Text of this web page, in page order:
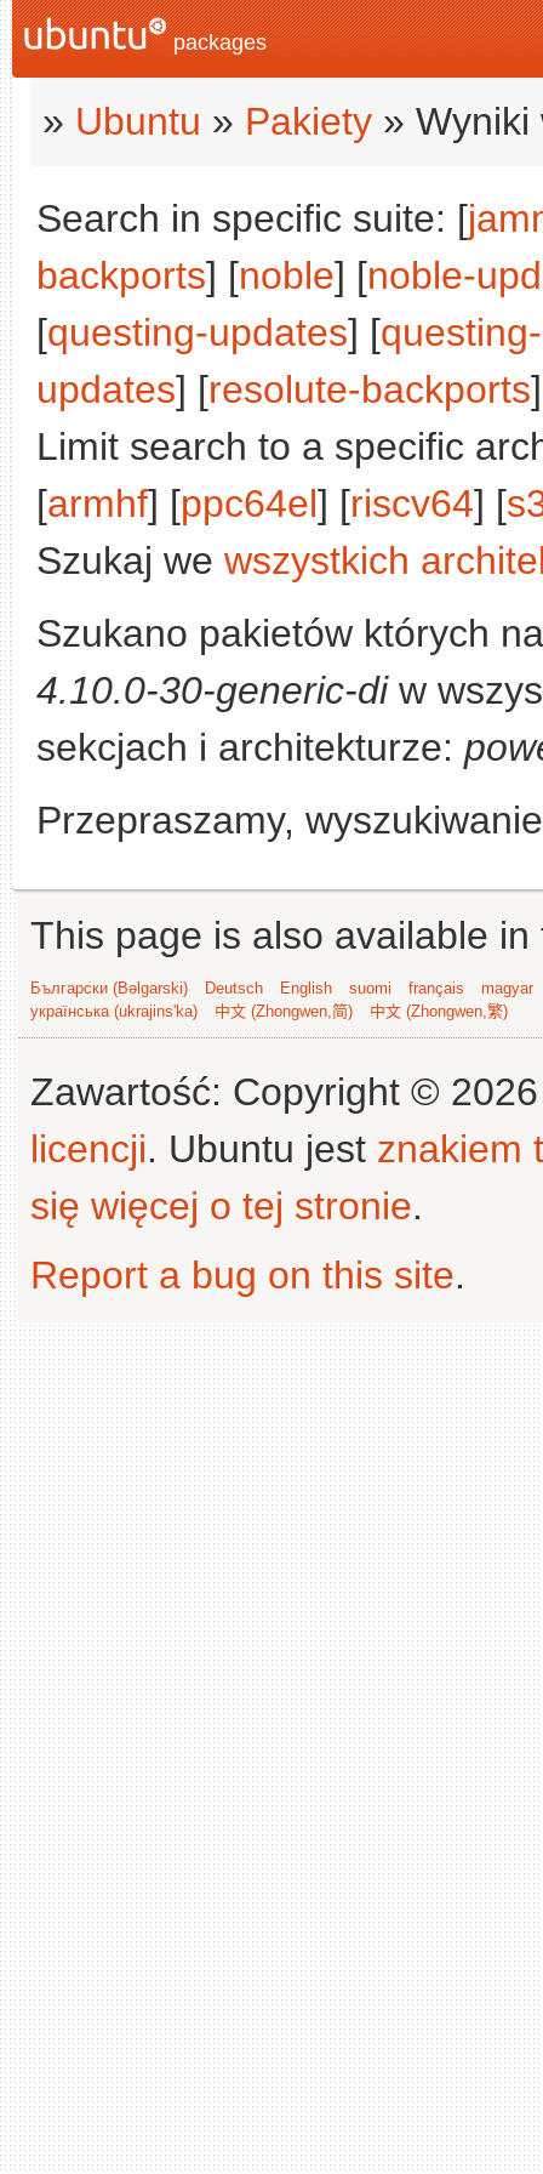
packages
» Ubuntu » Pakiety » Wyniki
Search in specific suite: [
backports] [noble] [noble-
[questing-updates] [
updates] [resolute-backports
Limit search to a specific
[armhf] [ppc64el] [riscv64] [
Szukaj we wszystkich
Szukano pakietów których
4.10.0-30-generic-diw
sekcjach i architekturze:
Przepraszamy,
This page is also available
Български (Bəlgarski) Deutsch English suomi français
magyar
українська (ukrajins'ka)
中文 (Zhongwen,简) 中文 (Zhongwen,繁)
Zawartość: Copyright ©
licencji. Ubuntu jest znakiem
się więcej o tej stronie.
Report a bug on this site.